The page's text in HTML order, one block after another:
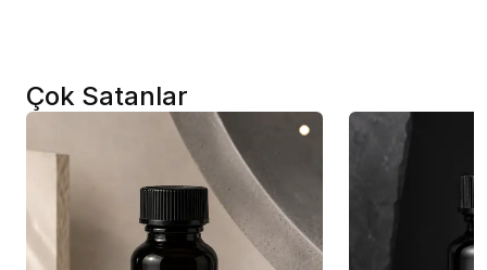
Çok Satanlar